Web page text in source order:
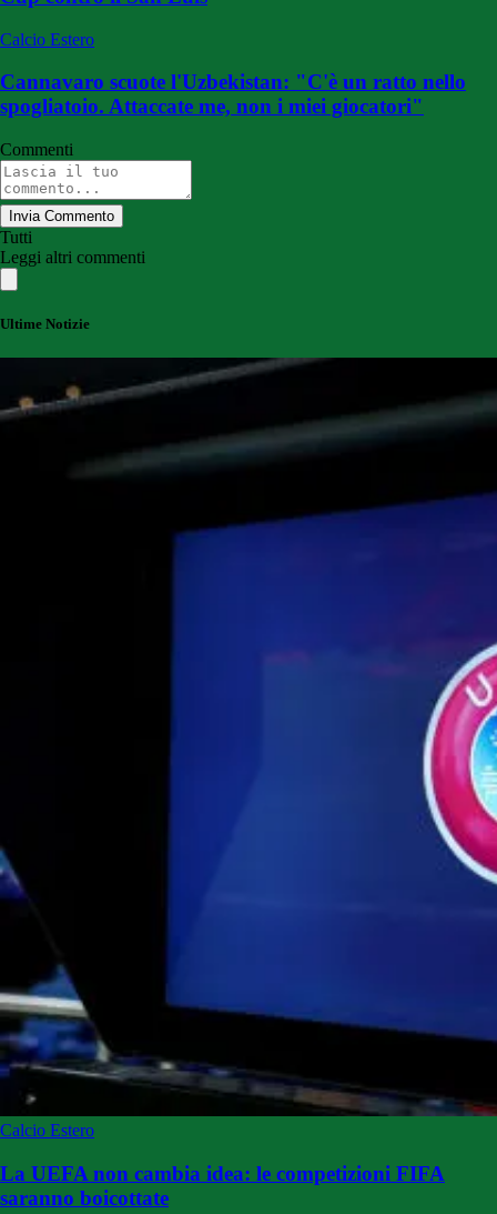
Calcio Estero
Cannavaro scuote l'Uzbekistan: "C'è un ratto nello
spogliatoio. Attaccate me, non i miei giocatori"
Commenti
Invia Commento
Tutti
Leggi altri commenti
Ultime Notizie
Calcio Estero
La UEFA non cambia idea: le competizioni FIFA
saranno boicottate